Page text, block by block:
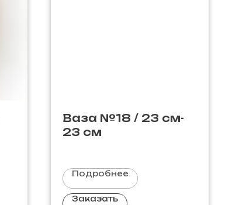
Ваза №18 / 23 см-
23 см
Подробнее
Заказать